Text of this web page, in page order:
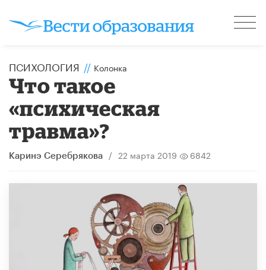
ПСИХОЛОГИЯ // Колонка
Что такое
«психическая
травма»?
Каринэ Серебрякова / 22 марта 2019 6842